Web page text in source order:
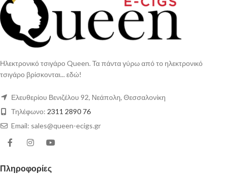
Ηλεκτρονικό τσιγάρο Queen. Τα πάντα γύρω από το ηλεκτρονικό
τσιγάρο βρίσκονται... εδώ!
Ελευθερίου Βενιζέλου 92, Νεάπολη, Θεσσαλονίκη
Τηλέφωνο: 2311 2890 76
Email: sales@queen-ecigs.gr
Πληροφορίες